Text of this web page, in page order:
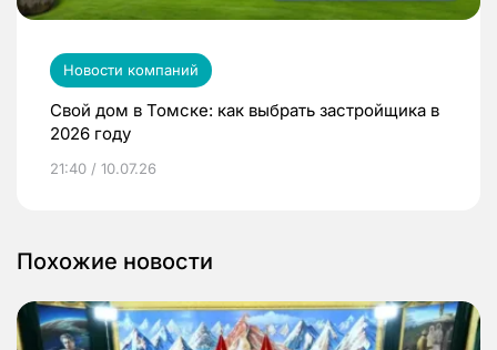
Новости компаний
Свой дом в Томске: как выбрать застройщика в
2026 году
21:40 / 10.07.26
Похожие новости